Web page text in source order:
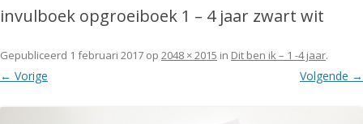
invulboek opgroeiboek 1 – 4 jaar zwart wit
Gepubliceerd 1 februari 2017 op 2048 × 2015 in Dit ben ik – 1 -4 jaar.
← Vorige Volgende →